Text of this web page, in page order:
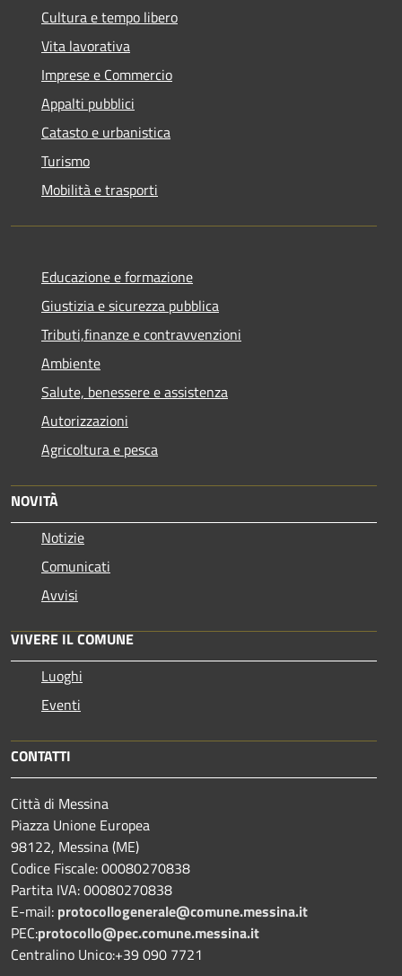
Cultura e tempo libero
Vita lavorativa
Imprese e Commercio
Appalti pubblici
Catasto e urbanistica
Turismo
Mobilità e trasporti
Educazione e formazione
Giustizia e sicurezza pubblica
Tributi,finanze e contravvenzioni
Ambiente
Salute, benessere e assistenza
Autorizzazioni
Agricoltura e pesca
NOVITÀ
Notizie
Comunicati
Avvisi
VIVERE IL COMUNE
Luoghi
Eventi
CONTATTI
Città di Messina
Piazza Unione Europea
98122, Messina (ME)
Codice Fiscale: 00080270838
Partita IVA: 00080270838
E-mail: protocollogenerale@comune.messina.it
PEC:protocollo@pec.comune.messina.it
Centralino Unico:+39 090 7721